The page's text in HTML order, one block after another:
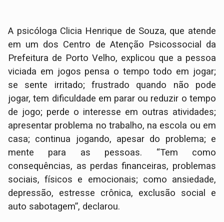
A psicóloga Clicia Henrique de Souza, que atende
em um dos Centro de Atenção Psicossocial da
Prefeitura de Porto Velho, explicou que a pessoa
viciada em jogos pensa o tempo todo em jogar;
se sente irritado; frustrado quando não pode
jogar, tem dificuldade em parar ou reduzir o tempo
de jogo; perde o interesse em outras atividades;
apresentar problema no trabalho, na escola ou em
casa; continua jogando, apesar do problema; e
mente para as pessoas. “Tem como
consequências, as perdas financeiras, problemas
sociais, físicos e emocionais; como ansiedade,
depressão, estresse crônica, exclusão social e
auto sabotagem”, declarou.